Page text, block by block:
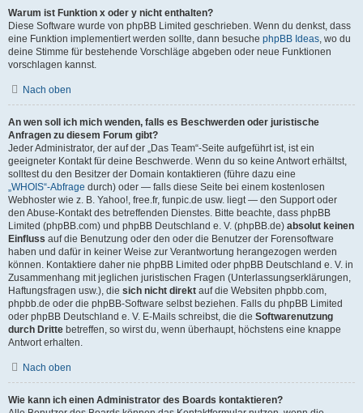
Warum ist Funktion x oder y nicht enthalten?
Diese Software wurde von phpBB Limited geschrieben. Wenn du denkst, dass
eine Funktion implementiert werden sollte, dann besuche phpBB Ideas , wo du
deine Stimme für bestehende Vorschläge abgeben oder neue Funktionen
vorschlagen kannst.
Nach oben
An wen soll ich mich wenden, falls es Beschwerden oder juristische
Anfragen zu diesem Forum gibt?
Jeder Administrator, der auf der „Das Team“-Seite aufgeführt ist, ist ein
geeigneter Kontakt für deine Beschwerde. Wenn du so keine Antwort erhältst,
solltest du den Besitzer der Domain kontaktieren (führe dazu eine
„WHOIS“-Abfrage durch) oder — falls diese Seite bei einem kostenlosen
Webhoster wie z. B. Yahoo!, free.fr, funpic.de usw. liegt — den Support oder
den Abuse-Kontakt des betreffenden Dienstes. Bitte beachte, dass phpBB
Limited (phpBB.com) und phpBB Deutschland e. V. (phpBB.de) absolut keinen
Einfluss auf die Benutzung oder den oder die Benutzer der Forensoftware
haben und dafür in keiner Weise zur Verantwortung herangezogen werden
können. Kontaktiere daher nie phpBB Limited oder phpBB Deutschland e. V. in
Zusammenhang mit jeglichen juristischen Fragen (Unterlassungserklärungen,
Haftungsfragen usw.), die sich nicht direkt auf die Websiten phpbb.com,
phpbb.de oder die phpBB-Software selbst beziehen. Falls du phpBB Limited
oder phpBB Deutschland e. V. E-Mails schreibst, die die Softwarenutzung
durch Dritte betreffen, so wirst du, wenn überhaupt, höchstens eine knappe
Antwort erhalten.
Nach oben
Wie kann ich einen Administrator des Boards kontaktieren?